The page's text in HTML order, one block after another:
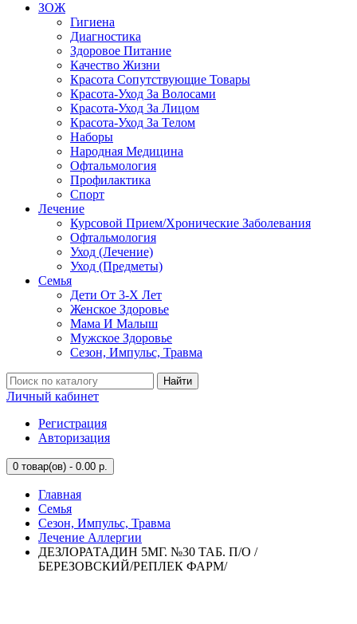
ЗОЖ
Гигиена
Диагностика
Здоровое Питание
Качество Жизни
Красота Сопутствующие Товары
Красота-Уход За Волосами
Красота-Уход За Лицом
Красота-Уход За Телом
Наборы
Народная Медицина
Офтальмология
Профилактика
Спорт
Лечение
Курсовой Прием/Хронические Заболевания
Офтальмология
Уход (Лечение)
Уход (Предметы)
Семья
Дети От 3-Х Лет
Женское Здоровье
Мама И Малыш
Мужское Здоровье
Сезон, Импульс, Травма
Найти
Личный кабинет
Регистрация
Авторизация
0 товар(ов) - 0.00 р.
Главная
Семья
Сезон, Импульс, Травма
Лечение Аллергии
ДЕЗЛОРАТАДИН 5МГ. №30 ТАБ. П/О /
БЕРЕЗОВСКИЙ/РЕПЛЕК ФАРМ/